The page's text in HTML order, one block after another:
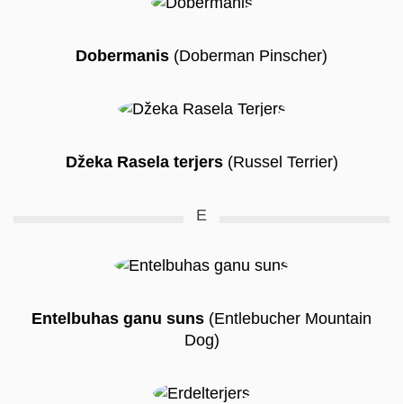
Dobermanis (Doberman Pinscher)
Džeka Rasela terjers(Russel Terrier)
E
Entelbuhas ganu suns (Entlebucher Mountain
Dog)